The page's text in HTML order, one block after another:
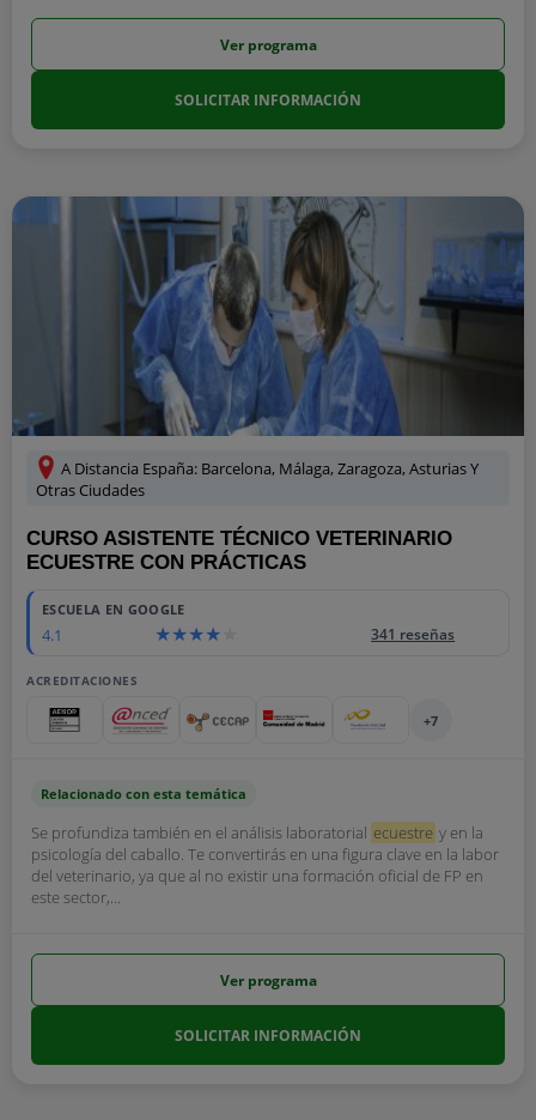
Ver programa
SOLICITAR INFORMACIÓN
A Distancia España: Barcelona, Málaga, Zaragoza, Asturias Y
Otras Ciudades
CURSO ASISTENTE TÉCNICO VETERINARIO
ECUESTRE CON PRÁCTICAS
ESCUELA EN GOOGLE
4.1 341 reseñas
ACREDITACIONES
+7
Relacionado con esta temática
Se profundiza también en el análisis laboratorial ecuestre y en la
psicología del caballo. Te convertirás en una figura clave en la labor
del veterinario, ya que al no existir una formación oficial de FP en
este sector,...
Ver programa
SOLICITAR INFORMACIÓN